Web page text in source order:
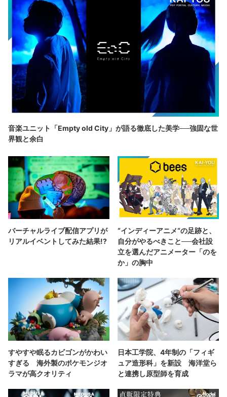
音楽ユニット「Empty old City」が語る徹底した美学──強固な世
界観と余白
バーチャルライブ配信アプリが
リアルイベントしてみた結果!?
“インディーアニメ“の足跡と、
自分がやるべきこと──会社設
立を選んだアニメーター「のを
か」の胸中
すやすや眠るカビゴンがかわい
すぎる 海外製のポケモンジオ
ラマが高クオリティ
日本工学院、4年制の「フィギ
ュア造形科」を新設 海洋堂ら
と連携し原型師を育成